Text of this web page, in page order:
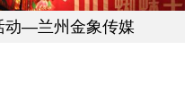
动—兰州金象传媒